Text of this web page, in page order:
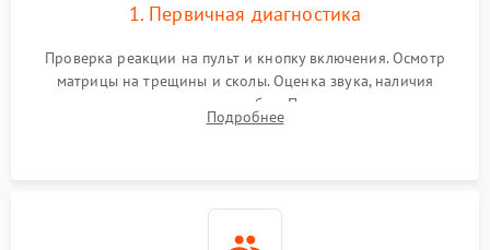
1. Первичная диагностика
Проверка реакции на пульт и кнопку включения. Осмотр
матрицы на трещины и сколы. Оценка звука, наличия
подсветки и индикаторов ошибок. Подключение тестовых
источников сигнала для выявления симптомов поломки.
Подробнее